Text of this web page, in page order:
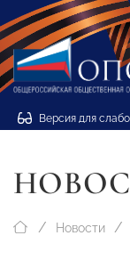
Версия для
Новости